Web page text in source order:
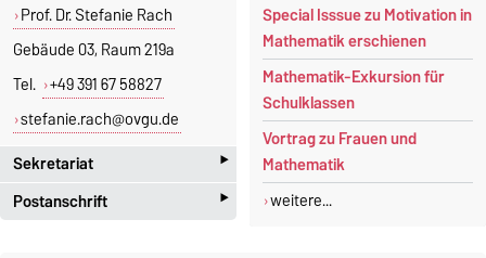
Prof. Dr. Stefanie Rach
Gebäude 03, Raum 219a
Tel. +49 391 67 58827
stefanie.rach@ovgu.de
Sekretariat
‣
Jeannette Polte
Postanschrift ‣
Special Isssue zu Motivation in
Mathematik erschienen
Mathematik-Exkursion für
Schulklassen
Vortrag zu Frauen und
Mathematik
weitere...